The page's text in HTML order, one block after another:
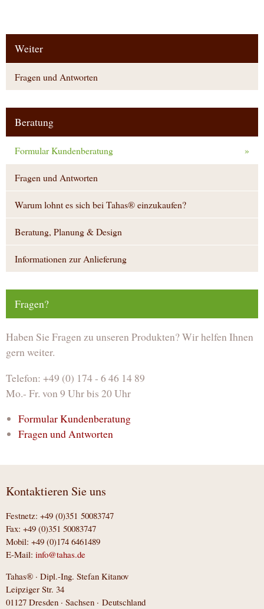
Weiter
Fragen und Antworten
Beratung
Formular Kundenberatung »
Fragen und Antworten
Warum lohnt es sich bei Tahas® einzukaufen?
Beratung, Planung & Design
Informationen zur Anlieferung
Fragen?
Haben Sie Fragen zu unseren Produkten? Wir helfen Ihnen
gern weiter.
Telefon: +49 (0) 174 - 6 46 14 89
Mo.- Fr. von 9 Uhr bis 20 Uhr
Formular Kundenberatung
Fragen und Antworten
Kontaktieren Sie uns
Festnetz: +49 (0)351 50083747
Fax: +49 (0)351 50083747
Mobil: +49 (0)174 6461489
E-Mail: info@tahas.de
Tahas® · Dipl.-Ing. Stefan Kitanov
Leipziger Str. 34
01127 Dresden · Sachsen · Deutschland